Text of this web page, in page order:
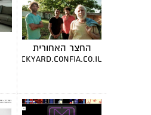
החצר האחורית
thebackyard.confia.co.il